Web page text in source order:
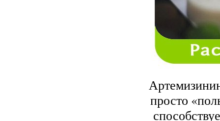
просто